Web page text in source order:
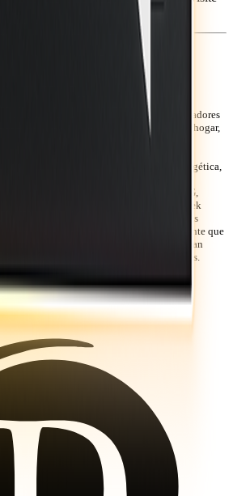
2454) es una empresa global de
permite conectar casi 2 mil millones de
del mercado en el desarrollo de innovadores
móviles, de entretenimiento en el hogar,
dedicación a la innovación nos ha
del mercado en varias áreas
móviles de alta eficiencia energética,
amplia gama de productos multimedia
tabletas, televisores digitales, 5G,
(VAD) y dispositivos portátiles. MediaTek
a expandir sus horizontes y alcanzar sus
inteligente, de manera más fácil y eficiente que
que más te gustan para hacer que la gran
todos, y es el motor de todo lo que hacemos.